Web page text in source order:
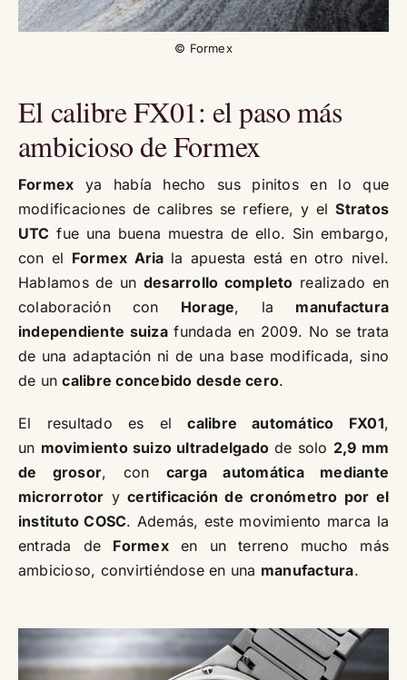
© Formex
El calibre FX01: el paso más
ambicioso de Formex
Formex ya había hecho sus pinitos en lo que
modificaciones de calibres se refiere, y elStratos
UTC fue una buena muestra de ello. Sin embargo,
con el Formex Aria la apuesta está en otro nivel.
Hablamos de un desarrollo completo realizado en
colaboración con Horage, la manufactura
independiente suizafundada en 2009. No se trata
de una adaptación ni de una base modificada, sino
de uncalibre concebido desde cero.
El resultado es elcalibre automático FX01,
un movimiento suizo ultradelgado de solo 2,9 mm
de grosor, con carga automática mediante
microrrotor ycertificación de cronómetro por el
instituto COSC. Además, este movimiento marca la
entrada de Formexen un terreno mucho más
ambicioso, convirtiéndose en una manufactura.